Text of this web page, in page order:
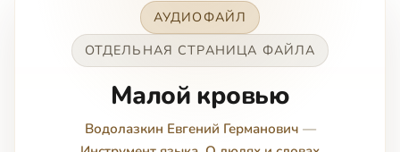
АУДИОФАЙЛ
ОТДЕЛЬНАЯ СТРАНИЦА ФАЙЛА
Малой кровью
Водолазкин Евгений Германович —